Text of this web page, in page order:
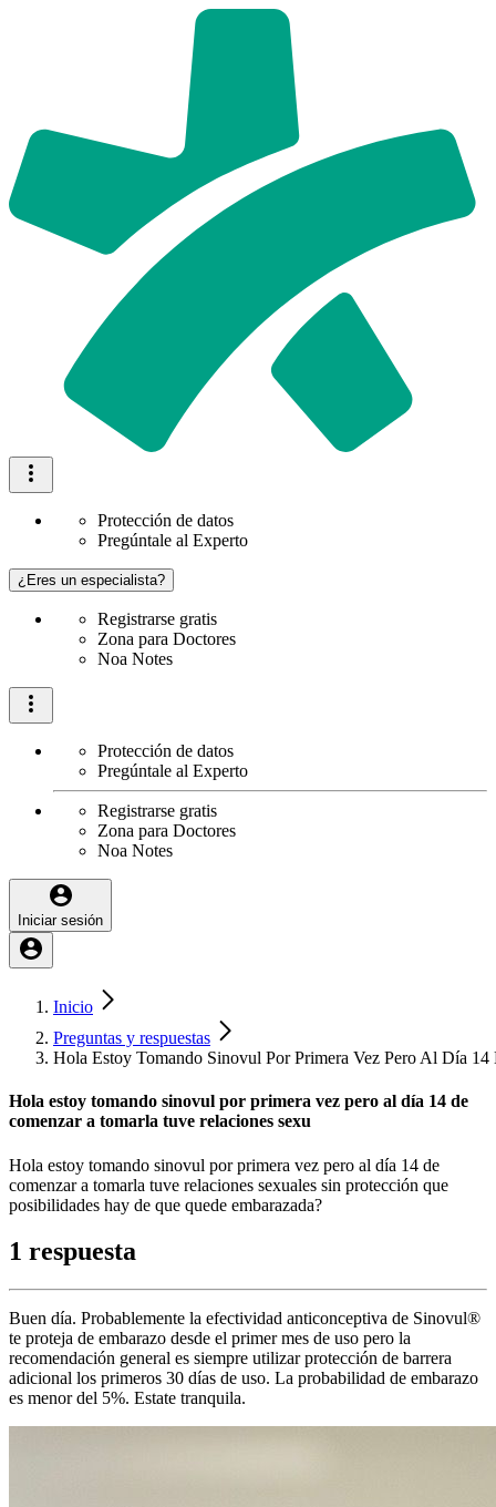
Protección de datos
Pregúntale al Experto
¿Eres un especialista?
Registrarse gratis
Zona para Doctores
Noa Notes
Protección de datos
Pregúntale al Experto
Registrarse gratis
Zona para Doctores
Noa Notes
Iniciar sesión
Inicio
Preguntas y respuestas
Hola Estoy Tomando Sinovul Por Primera Vez Pero Al Día
Hola estoy tomando sinovul por primera vez pero al día 14 de
comenzar a tomarla tuve relaciones sexu
Hola estoy tomando sinovul por primera vez pero al día 14 de
comenzar a tomarla tuve relaciones sexuales sin protección que
posibilidades hay de que quede embarazada?
1 respuesta
Buen día. Probablemente la efectividad anticonceptiva de Sinovul®
te proteja de embarazo desde el primer mes de uso pero la
recomendación general es siempre utilizar protección de barrera
adicional los primeros 30 días de uso. La probabilidad de embarazo
es menor del 5%. Estate tranquila.